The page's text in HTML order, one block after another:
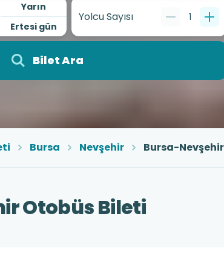
Yarın
Ertesi gün
Yolcu Sayısı 1
Bilet Ara
Bursa Nevşehir Bursa-Nevşehir
Otobüs Bileti